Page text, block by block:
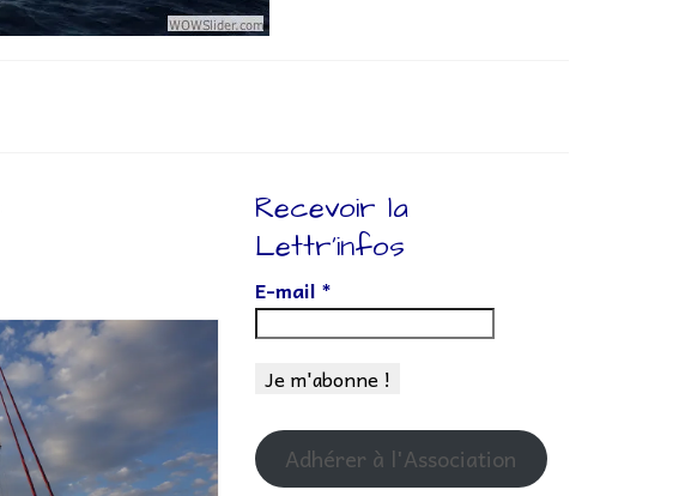
Recevoir la
Lettr’infos
E-mail *
Adhérer à l'Association